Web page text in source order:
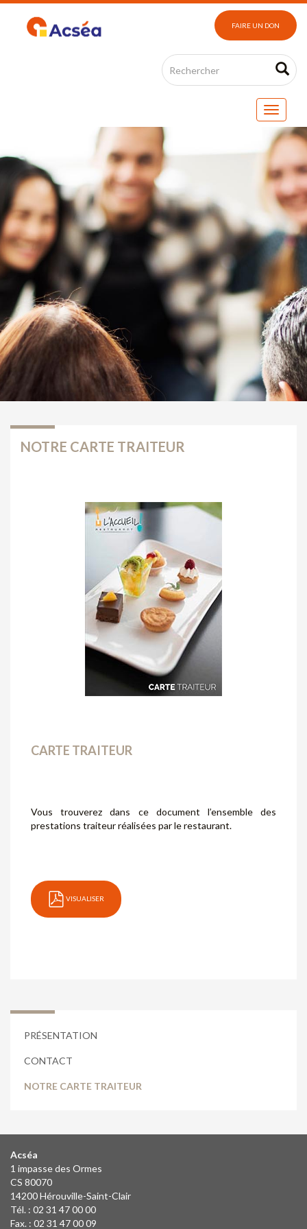
FAIRE UN DON
NOTRE CARTE TRAITEUR
CARTE TRAITEUR
Vous trouverez dans ce document l’ensemble des
prestations traiteur réalisées par le restaurant.
VISUALISER
PRÉSENTATION
CONTACT
NOTRE CARTE TRAITEUR
Acséa
1 impasse des Ormes
CS 80070
14200 Hérouville-Saint-Clair
Tél. : 02 31 47 00 00
Fax. : 02 31 47 00 09